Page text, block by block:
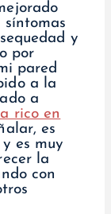
y
por
pared
a la
a
rico en
es
es muy
la
con